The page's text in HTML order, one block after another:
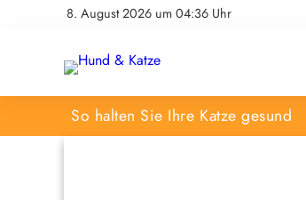
8. August 2026 um 04:36 Uhr
So halten Sie Ihre Katze gesund